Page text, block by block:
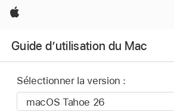
Apple
Guide d’utilisation du Mac
Sélectionner la version :